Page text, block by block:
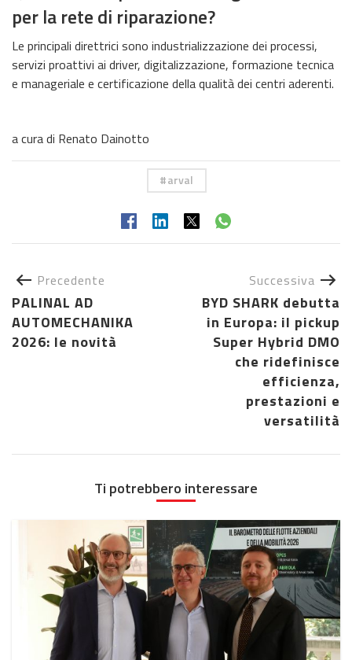
per la rete di riparazione?
Le principali direttrici sono industrializzazione dei processi,
servizi proattivi ai driver, digitalizzazione, formazione tecnica
e manageriale e certificazione della qualità dei centri aderenti.
a cura di Renato Dainotto
arval
Precedente
PALINAL AD
AUTOMECHANIKA
2026: le novità
Successiva
BYD SHARK debutta
in Europa: il pickup
Super Hybrid DMO
che ridefinisce
efficienza,
prestazioni e
versatilità
Ti potrebbero interessare